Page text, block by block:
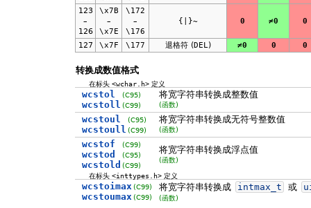
123
–
126
\x7B
–
\x7E
\172
–
\176
{|}~ 0 ≠0 0
127 \x7F \177 退格符 (DEL) ≠0 0 0
转换成数值格式
在标头<wchar.h> 定义
wcstol
wcstoll
(C95)
(C99)
将宽字符串转换成整数值
(函数)
wcstoul
wcstoull
(C95)
(C99)
将宽字符串转换成无符号整数值
(函数)
wcstof
wcstod
wcstold
(C99)
(C95)
(C99)
将宽字符串转换成浮点值
(函数)
在标头<inttypes.h> 定义
wcstoimax
wcstoumax
(C99)
(C99)
将宽字符串转换成 intmax_t 或
(函数)